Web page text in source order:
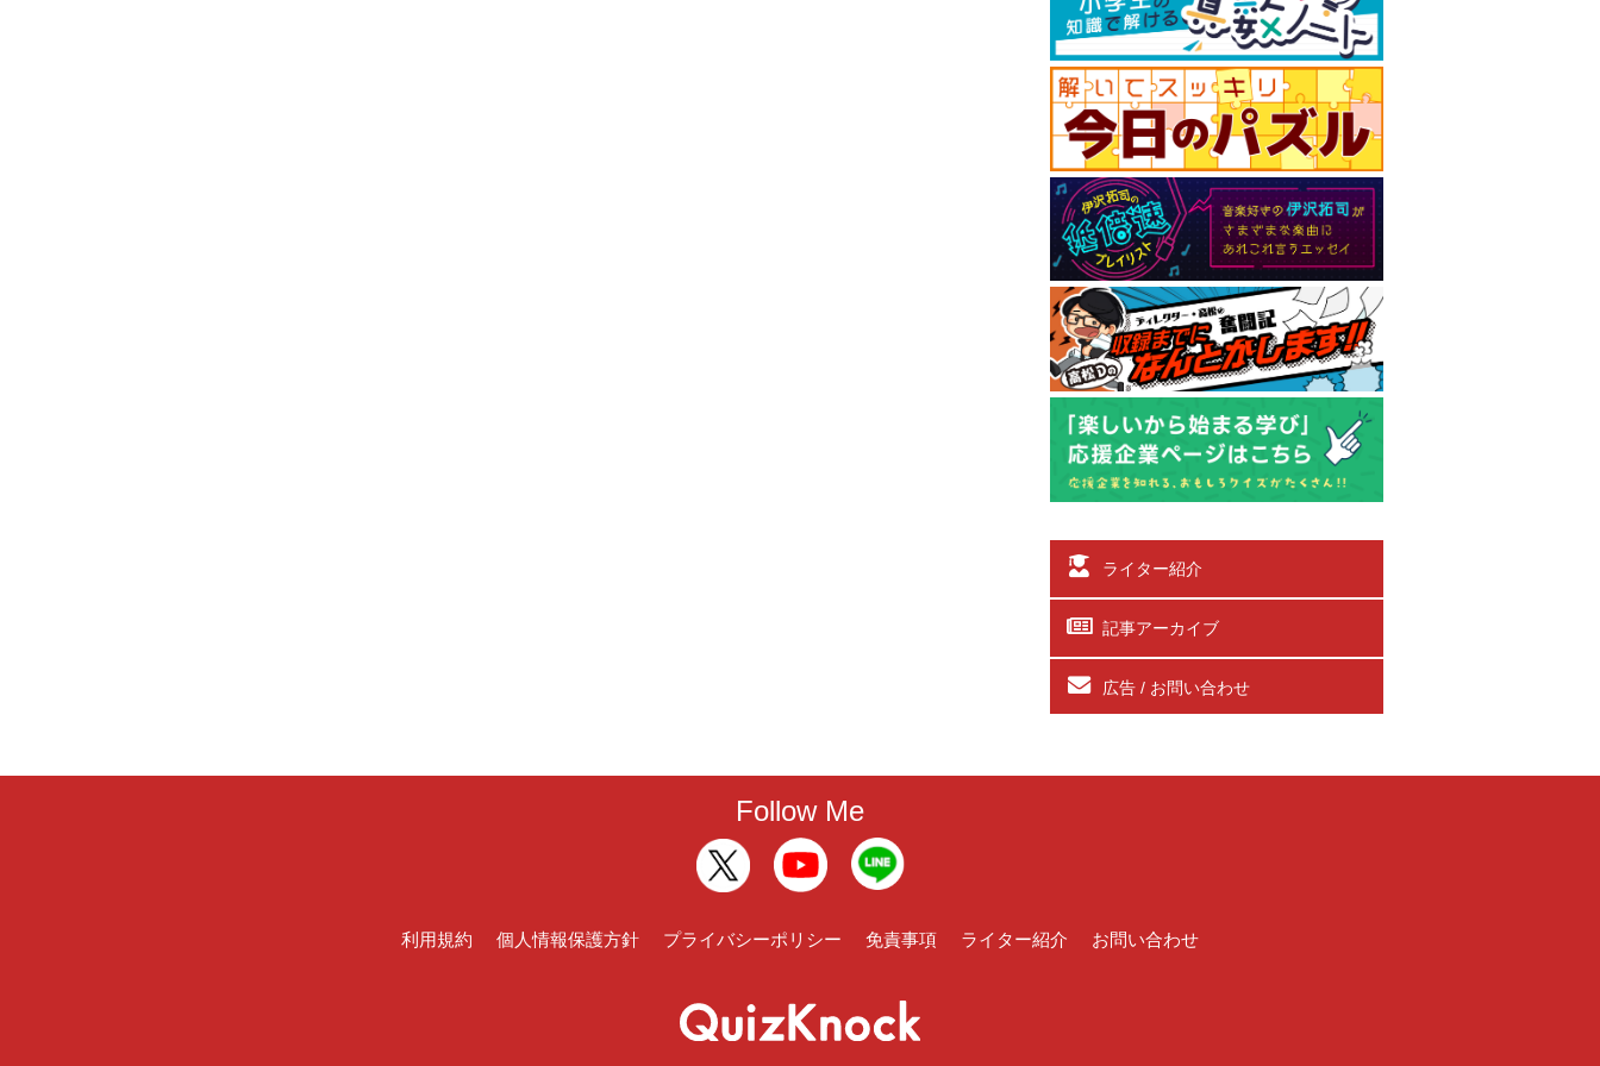
ライター紹介
記事アーカイブ
広告 / お問い合わせ
Follow Me
利用規約 個人情報保護方針 プライバシーポリシー 免責事項 ライター紹介 お問い合わせ